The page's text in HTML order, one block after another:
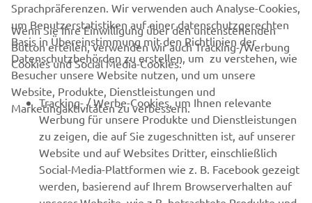
UNTERNEHMEN
B2B
MEHR VON YAMAHA
SUPPORT
Sprachpräferenzen. Wir verwenden auch Analyse-Cookies,
um Benutzerstatistiken auf einer datenschutzgerechten
Basis in Übereinstimmung mit den Richtlinien der
Datenschutzbehörden zu erstellen, um zu verstehen, wie
Besucher unsere Website nutzen, und um unsere
Website, Produkte, Dienstleistungen und
Marketingaktivitäten zu verbessern.
Wenn Sie Ihre Einwilligung über den untenstehenden
Button erteilen, verwenden wir auch Tracking-/Werbung
Cookies und Social Media-Cookies:
Tracking- / Werbe-Cookies, um Ihnen relevante
Werbung für unsere Produkte und Dienstleistungen
zu zeigen, die auf Sie zugeschnitten ist, auf unserer
Website und auf Websites Dritter, einschließlich
Social-Media-Plattformen wie z. B. Facebook gezeigt
werden, basierend auf Ihrem Browserverhalten auf